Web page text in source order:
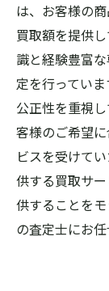
は、お客様の
買取額を提供
識と経験豊富
定を行ってい
公正性を重視
客様のご希望
ビスを受けて
供する買取サ
供することを
の査定士にお任